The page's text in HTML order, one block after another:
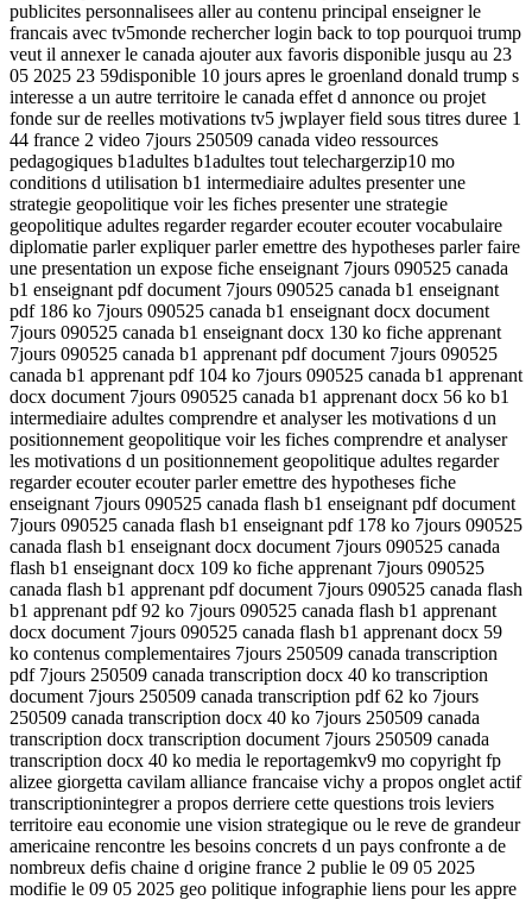
publicites personnalisees aller au contenu principal enseigner le
francais avec tv5monde rechercher login back to top pourquoi trump
veut il annexer le canada ajouter aux favoris disponible jusqu au 23
05 2025 23 59disponible 10 jours apres le groenland donald trump s
interesse a un autre territoire le canada effet d annonce ou projet
fonde sur de reelles motivations tv5 jwplayer field sous titres duree 1
44 france 2 video 7jours 250509 canada video ressources
pedagogiques b1adultes b1adultes tout telechargerzip10 mo
conditions d utilisation b1 intermediaire adultes presenter une
strategie geopolitique voir les fiches presenter une strategie
geopolitique adultes regarder regarder ecouter ecouter vocabulaire
diplomatie parler expliquer parler emettre des hypotheses parler faire
une presentation un expose fiche enseignant 7jours 090525 canada
b1 enseignant pdf document 7jours 090525 canada b1 enseignant
pdf 186 ko 7jours 090525 canada b1 enseignant docx document
7jours 090525 canada b1 enseignant docx 130 ko fiche apprenant
7jours 090525 canada b1 apprenant pdf document 7jours 090525
canada b1 apprenant pdf 104 ko 7jours 090525 canada b1 apprenant
docx document 7jours 090525 canada b1 apprenant docx 56 ko b1
intermediaire adultes comprendre et analyser les motivations d un
positionnement geopolitique voir les fiches comprendre et analyser
les motivations d un positionnement geopolitique adultes regarder
regarder ecouter ecouter parler emettre des hypotheses fiche
enseignant 7jours 090525 canada flash b1 enseignant pdf document
7jours 090525 canada flash b1 enseignant pdf 178 ko 7jours 090525
canada flash b1 enseignant docx document 7jours 090525 canada
flash b1 enseignant docx 109 ko fiche apprenant 7jours 090525
canada flash b1 apprenant pdf document 7jours 090525 canada flash
b1 apprenant pdf 92 ko 7jours 090525 canada flash b1 apprenant
docx document 7jours 090525 canada flash b1 apprenant docx 59
ko contenus complementaires 7jours 250509 canada transcription
pdf 7jours 250509 canada transcription docx 40 ko transcription
document 7jours 250509 canada transcription pdf 62 ko 7jours
250509 canada transcription docx 40 ko 7jours 250509 canada
transcription docx transcription document 7jours 250509 canada
transcription docx 40 ko media le reportagemkv9 mo copyright fp
alizee giorgetta cavilam alliance francaise vichy a propos onglet actif
transcriptionintegrer a propos derriere cette questions trois leviers
territoire eau economie une vision strategique ou le reve de grandeur
americaine rencontre les besoins concrets d un pays confronte a de
nombreux defis chaine d origine france 2 publie le 09 05 2025
modifie le 09 05 2025 geo politique infographie liens pour les appre